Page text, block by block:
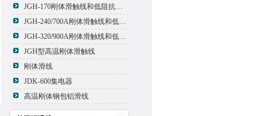
JGH-170刚体滑触线和低阻抗滑触线
JGH-240/700A刚体滑触线和低阻抗滑触线
JGH-320/900A刚体滑触线和低阻抗滑触线
JGH型高温刚体滑触线
刚体滑线
JDK-600集电器
高温刚体钢包铝滑线